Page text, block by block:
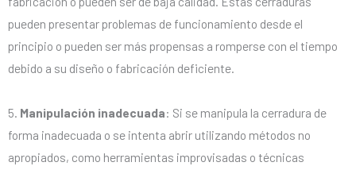
pueden presentar problemas de funcionamiento desde el
principio o pueden ser más propensas a romperse con el tiempo
debido a su diseño o fabricación deficiente.
5. Manipulación inadecuada: Si se manipula la cerradura de
forma inadecuada o se intenta abrir utilizando métodos no
apropiados, como herramientas improvisadas o técnicas